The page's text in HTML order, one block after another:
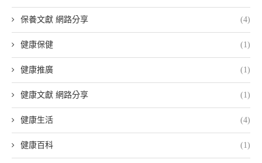
保養文獻 網路分享 (4)
健康保健 (1)
健康推廣 (1)
健康文獻 網路分享 (1)
健康生活 (4)
健康百科 (1)